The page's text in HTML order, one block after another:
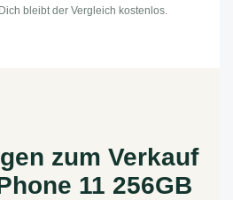
bleibt der Vergleich kostenlos.
zum Verkauf
11 256GB